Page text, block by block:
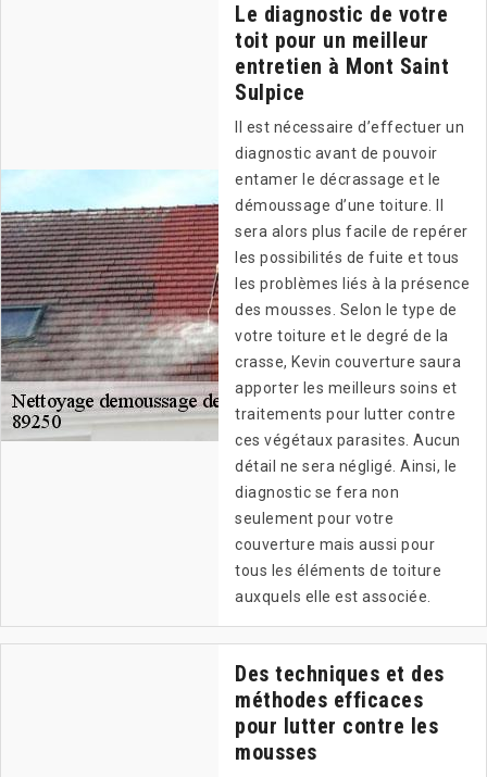
Le diagnostic de votre
toit pour un meilleur
entretien à Mont Saint
Sulpice
Il est nécessaire d’effectuer un
diagnostic avant de pouvoir
entamer le décrassage et le
démoussage d’une toiture. Il
sera alors plus facile de repérer
les possibilités de fuite et tous
les problèmes liés à la présence
des mousses. Selon le type de
votre toiture et le degré de la
crasse, Kevin couverture saura
apporter les meilleurs soins et
traitements pour lutter contre
ces végétaux parasites. Aucun
détail ne sera négligé. Ainsi, le
diagnostic se fera non
seulement pour votre
couverture mais aussi pour
tous les éléments de toiture
auxquels elle est associée.
Des techniques et des
méthodes efficaces
pour lutter contre les
mousses